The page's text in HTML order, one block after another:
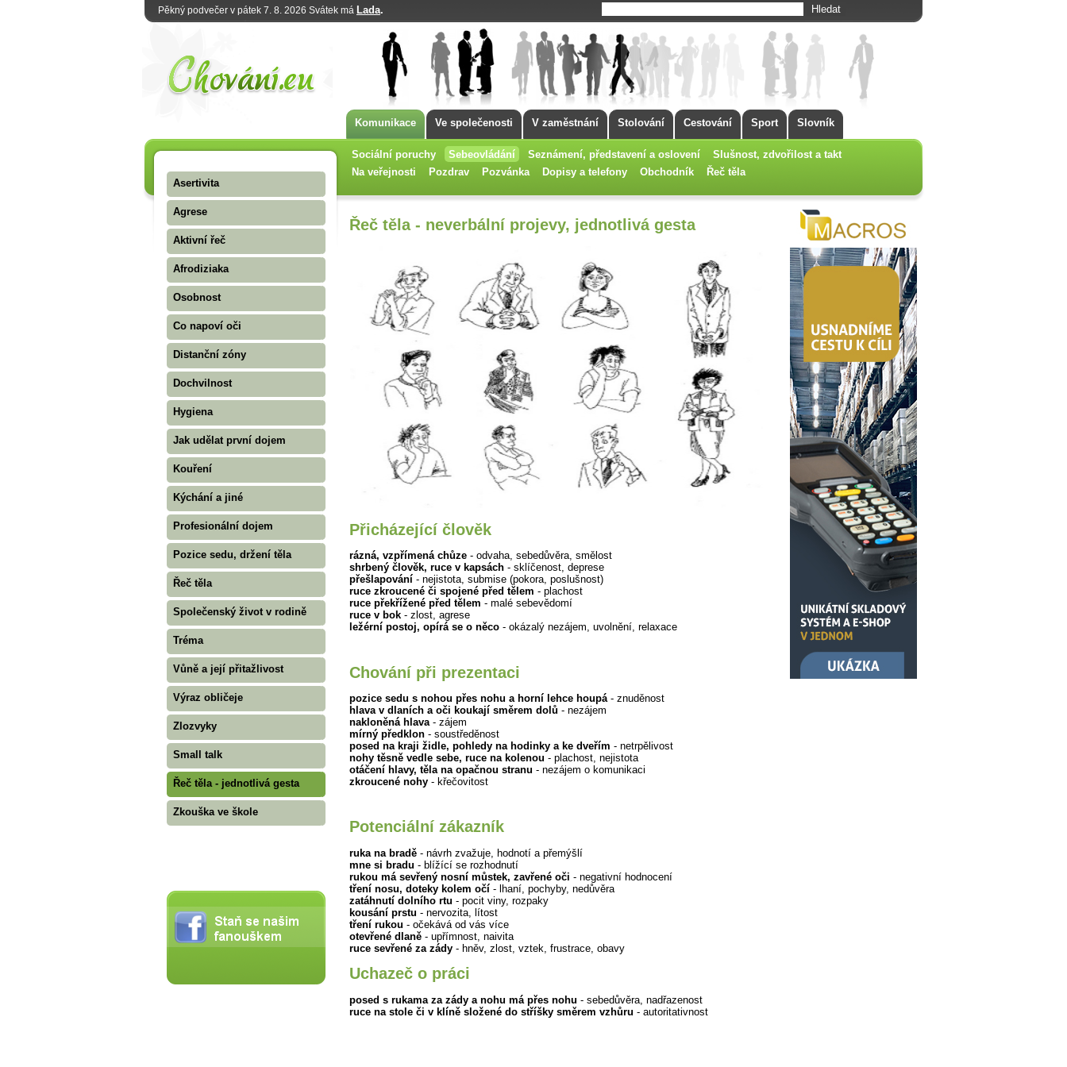
Pěkný podvečer v pátek 7. 8. 2026 Svátek má Lada.
Komunikace Ve společenosti V zaměstnání Stolování Cestování Sport Slovník
Sociální poruchy Sebeovládání Seznámení, představení a oslovení
Slušnost, zdvořilost a takt
Na veřejnosti
Pozdrav Pozvánka Dopisy a telefony Obchodník
Řeč těla
Asertivita
Agrese
Aktivní řeč
Afrodiziaka
Osobnost
Co napoví oči
Distanční zóny
Dochvilnost
Hygiena
Jak udělat první dojem
Kouření
Kýchání a jiné
Profesionální dojem
Pozice sedu, držení těla
Řeč těla
Společenský život v rodině
Tréma
Vůně a její přitažlivost
Výraz obličeje
Zlozvyky
Small talk
Řeč těla - jednotlivá gesta
Zkouška ve škole
Řeč těla - neverbální projevy, jednotlivá gesta
Přicházející člověk
rázná, vzpřímená chůze - odvaha, sebedůvěra, smělost
shrbený člověk, ruce v kapsách - sklíčenost, deprese
přešlapování - nejistota, submise (pokora, poslušnost)
ruce zkroucené či spojené před tělem - plachost
ruce překřížené před tělem - malé sebevědomí
ruce v bok - zlost, agrese
ležérní postoj, opírá se o něco - okázalý nezájem, uvolnění, relaxace
Chování při prezentaci
pozice sedu s nohou přes nohu a horní lehce houpá - znuděnost
hlava v dlaních a oči koukají směrem dolů - nezájem
nakloněná hlava - zájem
mírný předklon - soustředěnost
posed na kraji židle, pohledy na hodinky a ke dveřím - netrpělivost
nohy těsně vedle sebe, ruce na kolenou - plachost, nejistota
otáčení hlavy, těla na opačnou stranu - nezájem o komunikaci
zkroucené nohy - křečovitost
Potenciální zákazník
ruka na bradě - návrh zvažuje, hodnotí a přemýšlí
mne si bradu - blížící se rozhodnutí
rukou má sevřený nosní můstek, zavřené oči - negativní hodnocení
tření nosu, doteky kolem očí - lhaní, pochyby, nedůvěra
zatáhnutí dolního rtu - pocit viny, rozpaky
kousání prstu - nervozita, lítost
tření rukou - očekává od vás více
otevřené dlaně - upřímnost, naivita
ruce sevřené za zády - hněv, zlost, vztek, frustrace, obavy
Uchazeč o práci
posed s rukama za zády a nohu má přes nohu - sebedůvěra, nadřazenost
ruce na stole či v klíně složené do stříšky směrem vzhůru - autoritativnost